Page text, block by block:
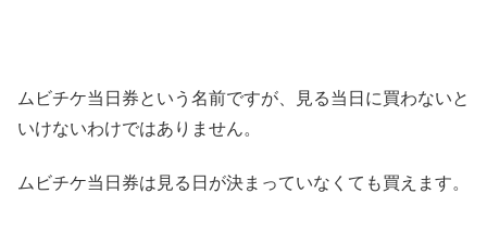
ムビチケ当日券という名前ですが、
見る当日に買わないと
いけないわけではありません。
ムビチケ当日券は見る日が決まっていなくても買えます。